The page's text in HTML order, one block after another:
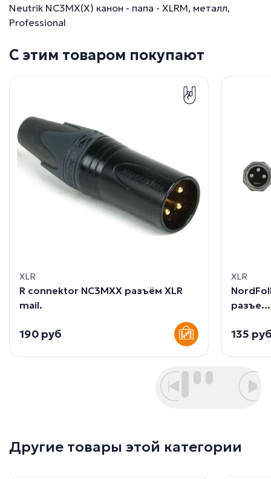
Neutrik NC3MX(X) канон - папа - XLRM, металл,
Professional
С этим товаром покупают
XLR
R connektor NC3MXX разъём XLR
mail.
190 руб
XLR
разъе...
135
Другие товары этой категории